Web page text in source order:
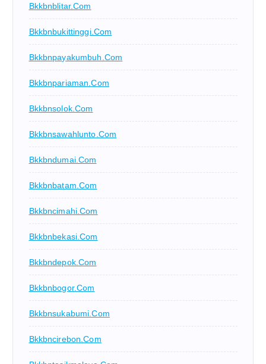
Bkkbnblitar.com
Bkkbnbukittinggi.com
Bkkbnpayakumbuh.com
Bkkbnpariaman.com
Bkkbnsolok.com
Bkkbnsawahlunto.com
Bkkbndumai.com
Bkkbnbatam.com
Bkkbncimahi.com
Bkkbnbekasi.com
Bkkbndepok.com
Bkkbnbogor.com
Bkkbnsukabumi.com
Bkkbncirebon.com